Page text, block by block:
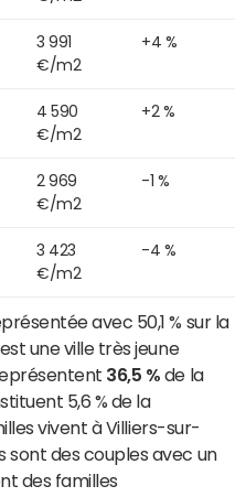
3 991
€/m2
+4 %
4 590
€/m2
+2 %
2 969
€/m2
-1 %
3 423
€/m2
-4 %
avec 50,1 % sur la
une ville très jeune
36,5 % de la
5,6 % de la
vivent à Villiers-sur-
sont des couples avec un
des familles